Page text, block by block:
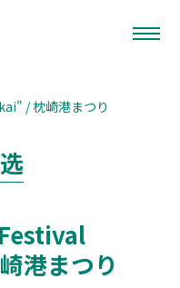
/ 枕崎港まつり
港まつり